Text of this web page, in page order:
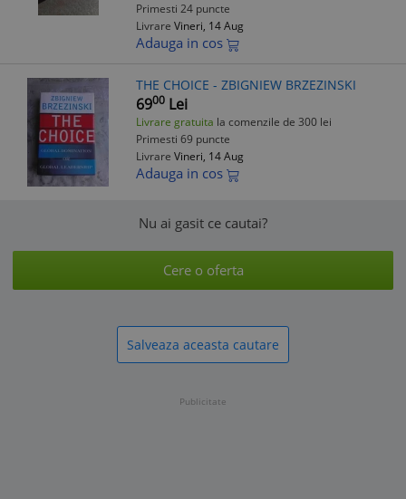
Primesti 24 puncte
Livrare Vineri, 14 Aug
Adauga in cos
THE CHOICE - ZBIGNIEW BRZEZINSKI
6900 Lei
Livrare gratuita la comenzile de 300 lei
Primesti 69 puncte
Livrare Vineri, 14 Aug
Adauga in cos
Nu ai gasit ce cautai?
Cere o oferta
Salveaza aceasta cautare
Publicitate